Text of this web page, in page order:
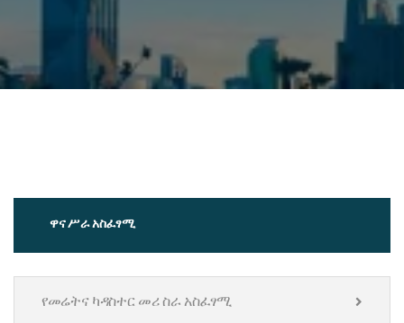
ዋና ሥራ አስፈፃሚ
የመሬትና ካዳስተር መሪ ስራ አስፈፃሚ